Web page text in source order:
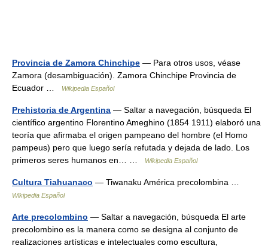
Provincia de Zamora Chinchipe — Para otros usos, véase
Zamora (desambiguación). Zamora Chinchipe Provincia de
Ecuador …
Wikipedia Español
Prehistoria de Argentina — Saltar a navegación, búsqueda El
científico argentino Florentino Ameghino (1854 1911) elaboró una
teoría que afirmaba el origen pampeano del hombre (el Homo
pampeus) pero que luego sería refutada y dejada de lado. Los
primeros seres humanos en… …
Wikipedia Español
Cultura Tiahuanaco — Tiwanaku América precolombina …
Wikipedia Español
Arte precolombino — Saltar a navegación, búsqueda El arte
precolombino es la manera como se designa al conjunto de
realizaciones artísticas e intelectuales como escultura,